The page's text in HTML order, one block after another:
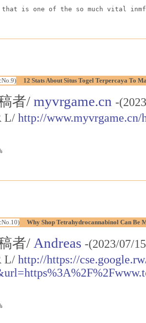
is one of the so much vital
12 Stats About Situs Togel Terpercaya To
者/ myvrgame.cn -
L/ http://www.myvrgame.cn/
Why Shop Tetrahydrocannabinol Can Be
者/ Andreas -(2023/07/
L/ http://https://